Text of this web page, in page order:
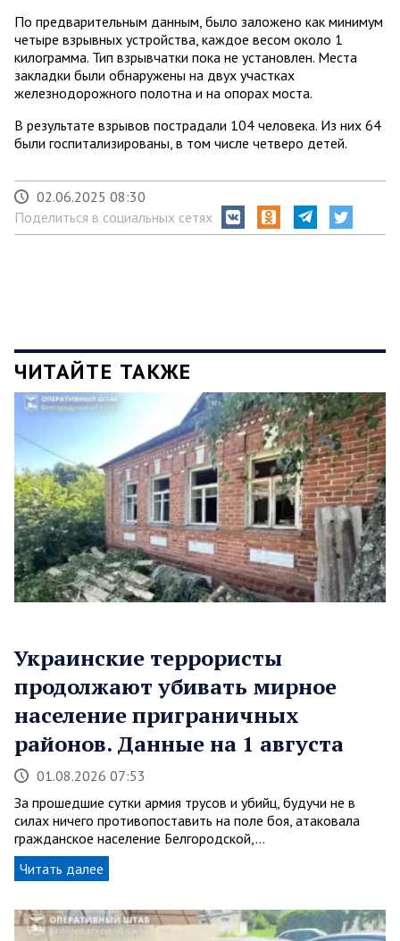
По предварительным данным, было заложено как минимум
четыре взрывных устройства, каждое весом около 1
килограмма. Тип взрывчатки пока не установлен. Места
закладки были обнаружены на двух участках
железнодорожного полотна и на опорах моста.
В результате взрывов пострадали 104 человека. Из них 64
были госпитализированы, в том числе четверо детей.
02.06.2025 08:30
Поделиться в социальных сетях
ЧИТАЙТЕ ТАКЖЕ
Украинские террористы
продолжают убивать мирное
население приграничных
районов. Данные на 1 августа
01.08.2026 07:53
За прошедшие сутки армия трусов и убийц, будучи не в
силах ничего противопоставить на поле боя, атаковала
гражданское население Белгородской,…
Читать далее